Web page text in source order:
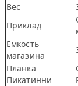
Вес
Приклад
Емкость
магазина
Планка
Пикатинни